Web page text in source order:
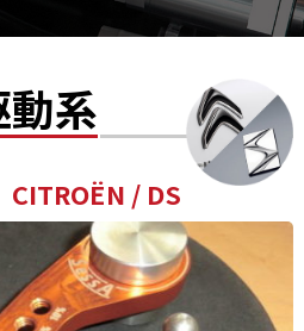
系